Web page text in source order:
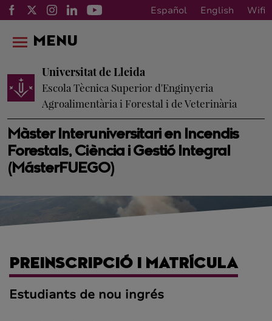
Español English Wifi
Màster Interuniversitari en Incendis
Forestals, Ciència i Gestió Integral
(MásterFUEGO)
Universitat de Lleida
Escola Tècnica Superior d'Enginyeria
Agroalimentària i Forestal i de Veterinària
MENU
PREINSCRIPCIÓ I MATRÍCULA
Estudiants de nou ingrés